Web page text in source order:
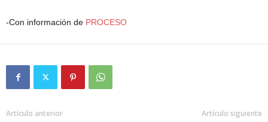
-Con información de PROCESO
Artículo anterior Artículo siguiente